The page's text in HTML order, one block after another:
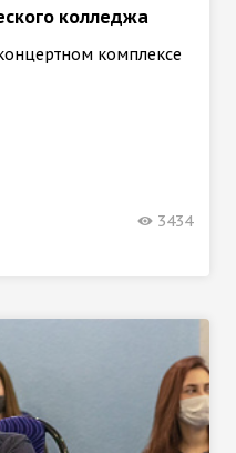
колледжа
комплексе
3434